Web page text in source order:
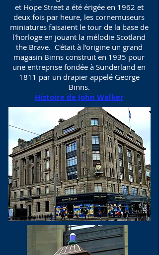
et Hope Street a été érigée en 1962 et
deux fois par heure, les cornemuseurs
miniatures faisaient le tour de la base de
l'horloge en jouant la mélodie Scotland
the Brave. C'était à l'origine un grand
magasin Binns construit en 1935 pour
une entreprise fondée à Sunderland en
1811 par un drapier appelé George
Binns.
Histoire de John Walker